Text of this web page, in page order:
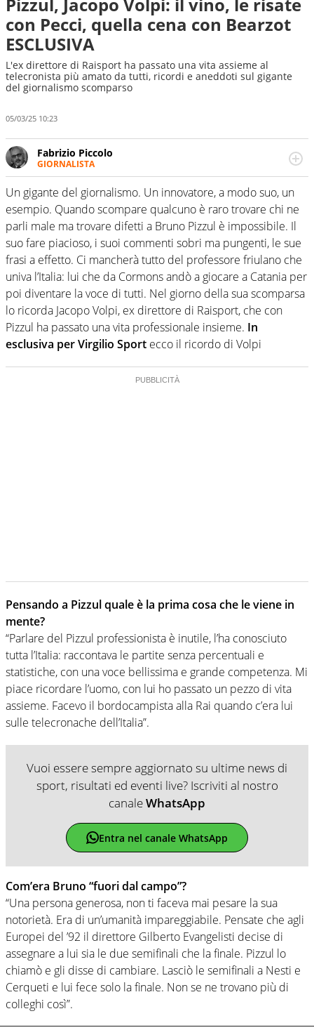
con Pecci, quella cena con Bearzot
ESCLUSIVA
L'ex direttore di Raisport ha passato una vita assieme al
telecronista più amato da tutti, ricordi e aneddoti sul gigante
del giornalismo scomparso
05/03/25 10:23
Fabrizio Piccolo
GIORNALISTA
Nella sua carriera ha seguito numerose manifestazioni
sportive e collaborato con agenzie e testate. Esperienza,
competenza, conoscenza e memoria storica. Si occupa
prevalentemente di calcio
Un gigante del giornalismo. Un innovatore, a modo suo, un
esempio. Quando scompare qualcuno è raro trovare chi ne
parli male ma trovare difetti a Bruno Pizzul è impossibile. Il
suo fare piacioso, i suoi commenti sobri ma pungenti, le sue
frasi a effetto. Ci mancherà tutto del professore friulano che
univa l’Italia: lui che da Cormons andò a giocare a Catania per
poi diventare la voce di tutti. Nel giorno della sua scomparsa
lo ricorda Jacopo Volpi, ex direttore di Raisport, che con
Pizzul ha passato una vita professionale insieme. In
esclusiva per Virgilio Sport ecco il ricordo di Volpi
Pensando a Pizzul quale è la prima cosa che le viene in
mente?
“Parlare del Pizzul professionista è inutile, l’ha conosciuto
tutta l’Italia: raccontava le partite senza percentuali e
statistiche, con una voce bellissima e grande competenza. Mi
piace ricordare l’uomo, con lui ho passato un pezzo di vita
assieme. Facevo il bordocampista alla Rai quando c’era lui
sulle telecronache dell’Italia”.
Vuoi essere sempre aggiornato su ultime news di
sport, risultati ed eventi live? Iscriviti al nostro
canaleWhatsApp
Entra nel canale WhatsApp
Com’era Bruno “fuori dal campo”?
“Una persona generosa, non ti faceva mai pesare la sua
notorietà. Era di un’umanità impareggiabile. Pensate che agli
Europei del ’92 il direttore Gilberto Evangelisti decise di
assegnare a lui sia le due semifinali che la finale. Pizzul lo
chiamò e gli disse di cambiare. Lasciò le semifinali a Nesti e
Cerqueti e lui fece solo la finale. Non se ne trovano più di
colleghi così”.